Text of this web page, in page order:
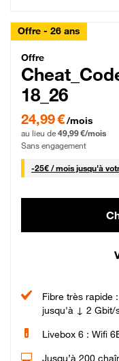
Offre - 26 ans
Cheat_Code
Offre
18_26
24,99 € par mois pendant
24,99 €/mois
au lieu de 49,99 €/mois
Sans engagement
-25€ / mois25 € par
jusqu'à
Fibre très rapide :
jusqu'à ↓ 2 Gbit/
Livebox 6 : Wifi
Jusqu’à 200